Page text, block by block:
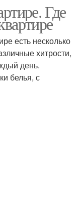
Где
есть несколько
хитрости,
день.
белья, с